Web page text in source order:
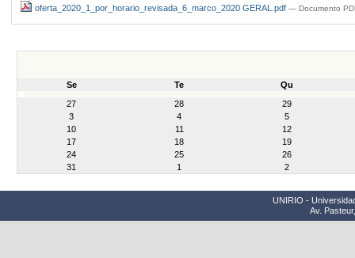
oferta_2020_1_por_horario_revisada_6_marco_2020 GERAL.pdf — Documento
Se Te
Qu
27
28
29
3
4
5
10
11
12
17
18
19
24
25
26
31
1 2
UNIRIO -
Av.